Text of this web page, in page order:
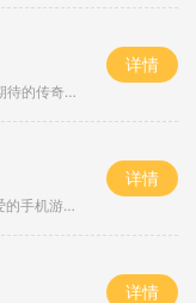
传奇手游2合1发布网新开服备受玩家期待的传奇手游2合1版本在发布网新开了一服，带来了难得的游戏乐趣和全新的体验。作为一款经典的传奇游戏IP，传奇手游2合1版本的发布，再次点燃了无数玩家对传奇世界的热情。本文将为大家详细介绍该游戏的具体玩法，让广大传奇爱好者更好地了解这款游戏。传奇手游2合1版本中，玩家可以选择四大职业中的一种，分别是战士、法师、道士和刺客。每个职业都有其独特的技能和特点，玩家可以根据自己的喜好选择合适的职业进行游戏。战士具有强大的物理攻击能力和防御能力，可以在...
详情
手游传奇新服网站是一款备受玩家喜爱的手机游戏。该游戏以经典的传奇背景为主题，融合了刺激的战斗、丰富的任务和独特的系统，为玩家带来了全新的游戏体验。手游传奇新服网站的玩法非常多样化玩家可以选择不同的职业，包括战士、法师和道士，每个职业都有其独特的技能和特点。玩家可以根据自己的喜好和游戏需求来选择适合自己的职业。游戏还提供了丰富多样的剧情任务和挑战，玩家可以根据自己的进度和能力来完成各种任务，获得丰厚的奖励和经验。手游传奇新服网站为玩家提供了乐趣横生的战斗系统。游戏中的战斗非...
详情
详情